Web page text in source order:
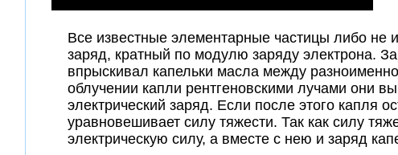
Все известные элементарные частицы либо не
заряд, кратный по модулю заряду электрона.
впрыскивал капельки масла между
облучении капли рентгеновскими лучами они
электрический заряд. Если после этого капля
уравновешивает силу тяжести. Так как силу
электрическую силу, а вместе с нею и заряд